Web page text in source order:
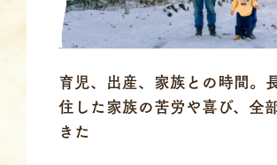
育児、出産、家族との時間。
住した家族の苦労や喜び、全
きた